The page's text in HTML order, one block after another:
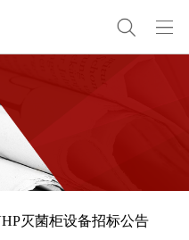
灭菌柜设备招标公告